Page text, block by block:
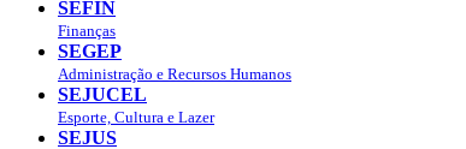
SEFIN
Finanças
SEGEP
Administração e Recursos Humanos
SEJUCEL
Esporte, Cultura e Lazer
SEJUS